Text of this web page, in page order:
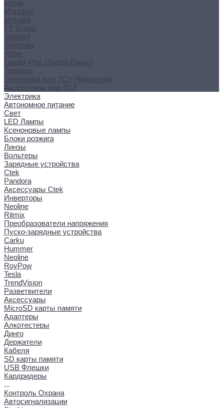
Imiola
Monoflex
Motodor
PT Group
Steinhof
Westfalia
Witter
Leader Plus (Лидер Плюс)
Трейлер
Электрика для ТСУ (Фаркопов)
Аксессуары для ТСУ
Электрика
Автономное питание
Свет
LED Лампы
Ксеноновые лампы
Блоки розжига
Линзы
Вольтеры
Зарядные устройства
Ctek
Pandora
Аксессуары Ctek
Инверторы
Neoline
Ritmix
Преобразователи напряжения
Пуско-зарядные устройства
Carku
Hummer
Neoline
RoyPow
Tesla
TrendVision
Разветвители
Аксессуары
MicroSD карты памяти
Адаптеры
Алкотестеры
Динго
Держатели
Кабеля
SD карты памяти
USB Флешки
Кардридеры
...
Контроль Охрана
Автосигнализации